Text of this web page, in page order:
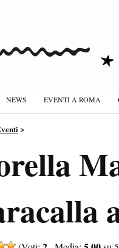
NEWS EVENTI A ROMA
>